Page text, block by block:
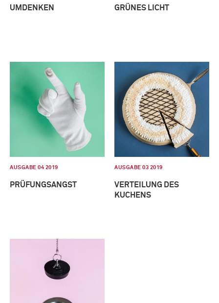
UMDENKEN GRÜNES LICHT
AUSGABE 04 2019
PRÜFUNGSANGST
AUSGABE 03 2019
VERTEILUNG DES
KUCHENS